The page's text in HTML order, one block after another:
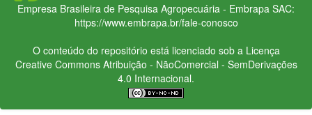
Empresa Brasileira de Pesquisa Agropecuária - Embrapa SAC:
https://www.embrapa.br/fale-conosco
O conteúdo do repositório está licenciado sob a Licença
Creative CommonsAtribuição - NãoComercial - SemDerivações
4.0 Internacional.